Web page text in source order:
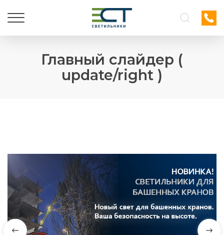
Главный слайдер (
update/right )